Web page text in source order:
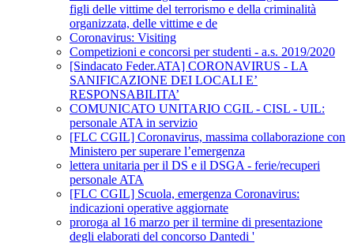
figli delle vittime del terrorismo e della criminalità
organizzata, delle vittime e de
Coronavirus: Visiting
Competizioni e concorsi per studenti - a.s. 2019/2020
[Sindacato Feder.ATA] CORONAVIRUS - LA
SANIFICAZIONE DEI LOCALI E’
RESPONSABILITA’
COMUNICATO UNITARIO CGIL - CISL - UIL:
personale ATA in servizio
[FLC CGIL] Coronavirus, massima collaborazione con
Ministero per superare l’emergenza
lettera unitaria per il DS e il DSGA - ferie/recuperi
personale ATA
[FLC CGIL] Scuola, emergenza Coronavirus:
indicazioni operative aggiornate
proroga al 16 marzo per il termine di presentazione
degli elaborati del concorso Dantedi '